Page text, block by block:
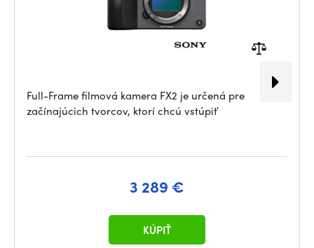
Full-Frame filmová kamera FX2 je určená pre
začínajúcich tvorcov, ktorí chcú vstúpiť
3 289 €
KÚPIŤ